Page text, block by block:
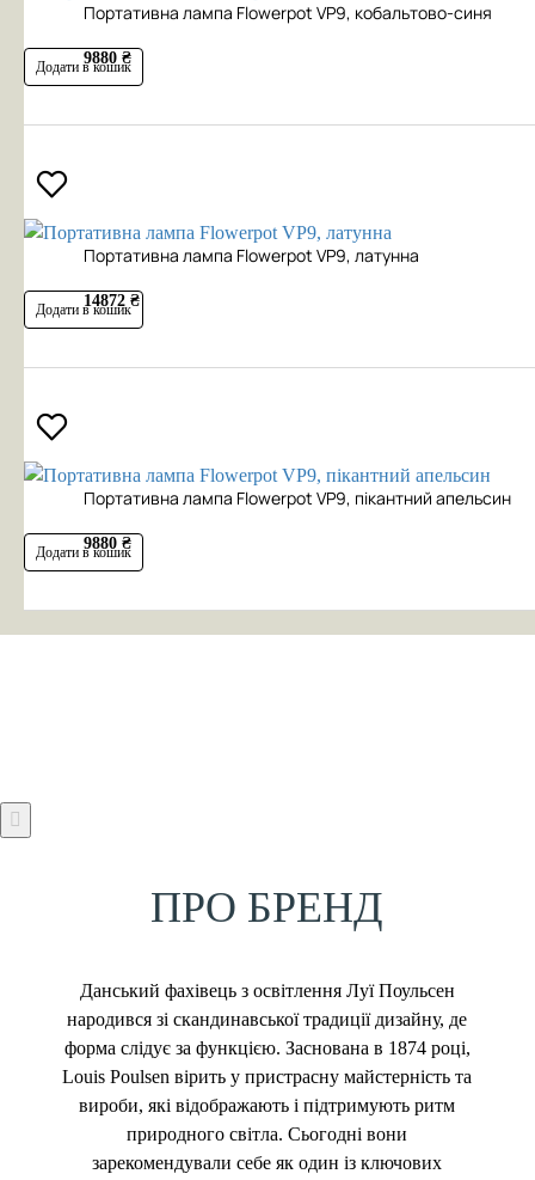
Портативна лампа Flowerpot VP9, кобальтово-синя
9880 ₴
Додати в кошик
Портативна лампа Flowerpot VP9, латунна
14872 ₴
Додати в кошик
Портативна лампа Flowerpot VP9, пікантний апельсин
9880 ₴
Додати в кошик
ПРО БРЕНД
Данський фахівець з освітлення Луї Поульсен
народився зі скандинавської традиції дизайну, де
форма слідує за функцією. Заснована в 1874 році,
Louis Poulsen вірить у пристрасну майстерність та
вироби, які відображають і підтримують ритм
природного світла. Сьогодні вони
зарекомендували себе як один із ключових